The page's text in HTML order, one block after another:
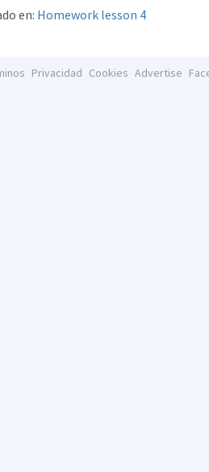
en: Homework lesson 4
Privacidad Cookies Advertise